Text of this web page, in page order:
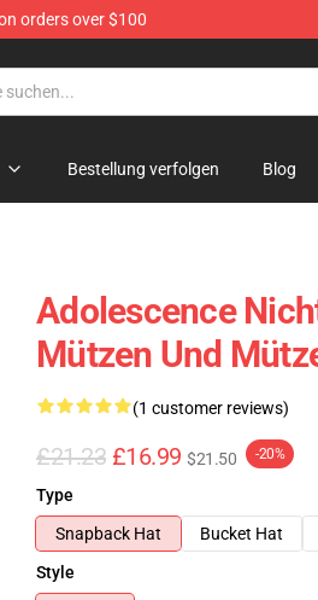
orders over $100
Bestellung verfolgen Blog
Adolescence
Mützen Und
(1 customer reviews)
£21.23 £16.99 $21.50 -20%
Type
Snapback Hat
Bucket Hat
Style